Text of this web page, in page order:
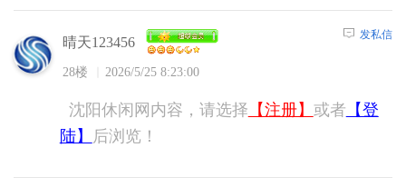
晴天123456
28楼 2026/5/25 8:23:00
发私信
沈阳休闲网内容，请选择 【注册】 或者 【登
陆】
后浏览！